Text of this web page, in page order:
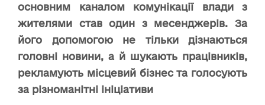
основним каналом комунікації влади з
жителями став один з месенджерів. За
його допомогою не тільки дізнаються
головні новини, а й шукають працівників,
рекламують місцевий бізнес та голосують
за різноманітні ініціативи